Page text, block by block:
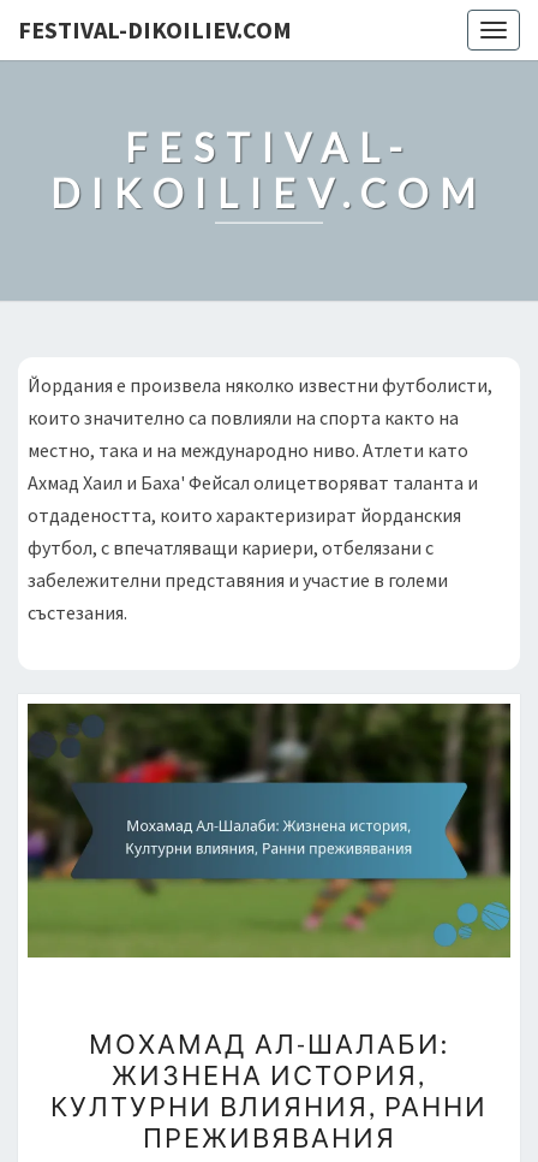
FESTIVAL-DIKOILIEV.COM
FESTIVAL-
DIKOILIEV.COM
Йордания е произвела няколко известни футболисти,
които значително са повлияли на спорта както на
местно, така и на международно ниво. Атлети като
Ахмад Хаил и Баха' Фейсал олицетворяват таланта и
отдадеността, които характеризират йорданския
футбол, с впечатляващи кариери, отбелязани с
забележителни представяния и участие в големи
състезания.
АЛ-
ШАЛАБИ:
ЖИЗНЕНА
ИСТОРИЯ,
МОХАМАД АЛ-ШАЛАБИ:
ЖИЗНЕНА ИСТОРИЯ,
КУЛТУРНИ ВЛИЯНИЯ, РАННИ
ПРЕЖИВЯВАНИЯ